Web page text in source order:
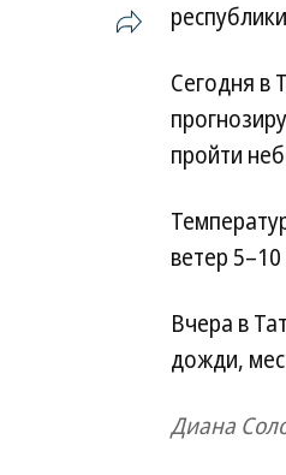
Сегодня в
пройти
ветер
Вчера в
дожди,
Диана